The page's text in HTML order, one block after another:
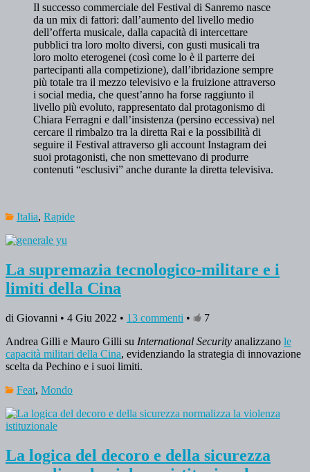
Il successo commerciale del Festival di Sanremo nasce
da un mix di fattori: dall’aumento del livello medio
dell’offerta musicale, dalla capacità di intercettare
pubblici tra loro molto diversi, con gusti musicali tra
loro molto eterogenei (così come lo è il parterre dei
partecipanti alla competizione), dall’ibridazione sempre
più totale tra il mezzo televisivo e la fruizione attraverso
i social media, che quest’anno ha forse raggiunto il
livello più evoluto, rappresentato dal protagonismo di
Chiara Ferragni e dall’insistenza (persino eccessiva) nel
cercare il rimbalzo tra la diretta Rai e la possibilità di
seguire il Festival attraverso gli account Instagram dei
suoi protagonisti, che non smettevano di produrre
contenuti “esclusivi” anche durante la diretta televisiva.
Italia, Rapide
La supremazia tecnologico-militare e i
limiti della Cina
di Giovanni • 4 Giu 2022 • 13 commenti •
7
Andrea Gilli e Mauro Gilli su International Security analizzano le
capacità militari della Cina, evidenziando la strategia di innovazione
scelta da Pechino e i suoi limiti.
Feat, Mondo
La logica del decoro e della sicurezza